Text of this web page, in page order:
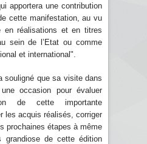
apportera une contribution
cette manifestation, au vu
en réalisations et en titres
sein de l’Etat ou comme
et international".
souligné que sa visite dans
occasion pour évaluer
de cette importante
les acquis réalisés, corriger
prochaines étapes à même
grandiose de cette édition